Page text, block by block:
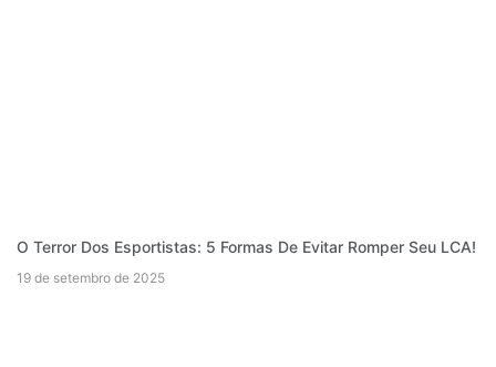
O Terror Dos Esportistas: 5 Formas De Evitar Romper Seu LCA!
19 de setembro de 2025